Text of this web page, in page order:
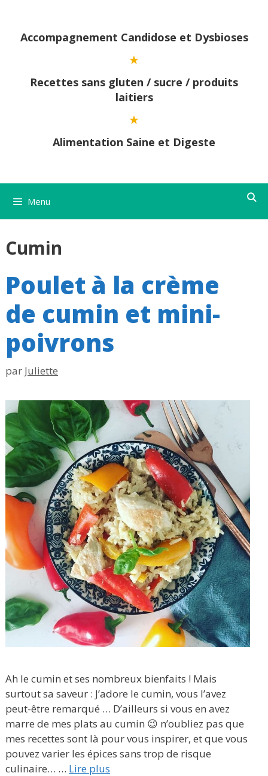
contenuAccompagnement Candidose et Dysbioses
Recettes sans gluten / sucre / produits
laitiers
Alimentation Saine et Digeste
Menu
Cumin
Poulet à la crème
de cumin et mini-
poivrons
par Juliette
Ah le cumin et ses nombreux bienfaits ! Mais
surtout sa saveur : J’adore le cumin, vous l’avez
peut-être remarqué … D’ailleurs si vous en avez
marre de mes plats au cumin 😉 n’oubliez pas que
mes recettes sont là pour vous inspirer, et que vous
pouvez varier les épices sans trop de risque
culinaire… … Lire plus